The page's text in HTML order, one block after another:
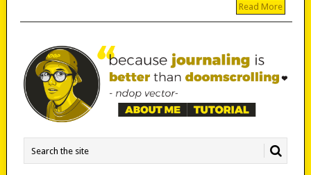
Read More